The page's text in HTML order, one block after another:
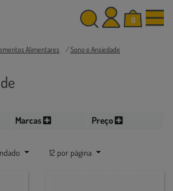
0
Alimentares Sono e Ansiedade
Marcas Preço
12 por página